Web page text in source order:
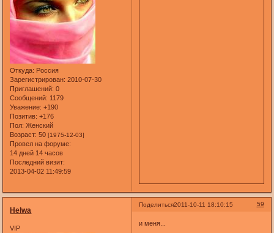
Откуда: Россия
Зарегистрирован: 2010-07-30
Приглашений: 0
Сообщений: 1179
Уважение: +190
Позитив: +176
Пол: Женский
Возраст: 50[1975-12-03]
Провел на форуме:
14 дней 14 часов
Последний визит:
2013-04-02 11:49:59
Поделиться 59
2011-10-11 18:10:15
Helwa
VIP
и меня...